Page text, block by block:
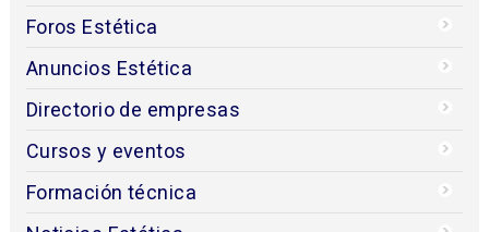
Foros Estética
Anuncios Estética
Directorio de empresas
Cursos y eventos
Formación técnica